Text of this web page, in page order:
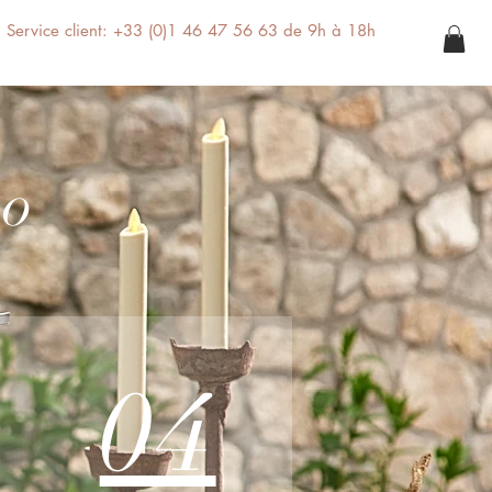
Service client: +33 (0)1 46 47 56 63 de 9h à 18h
04